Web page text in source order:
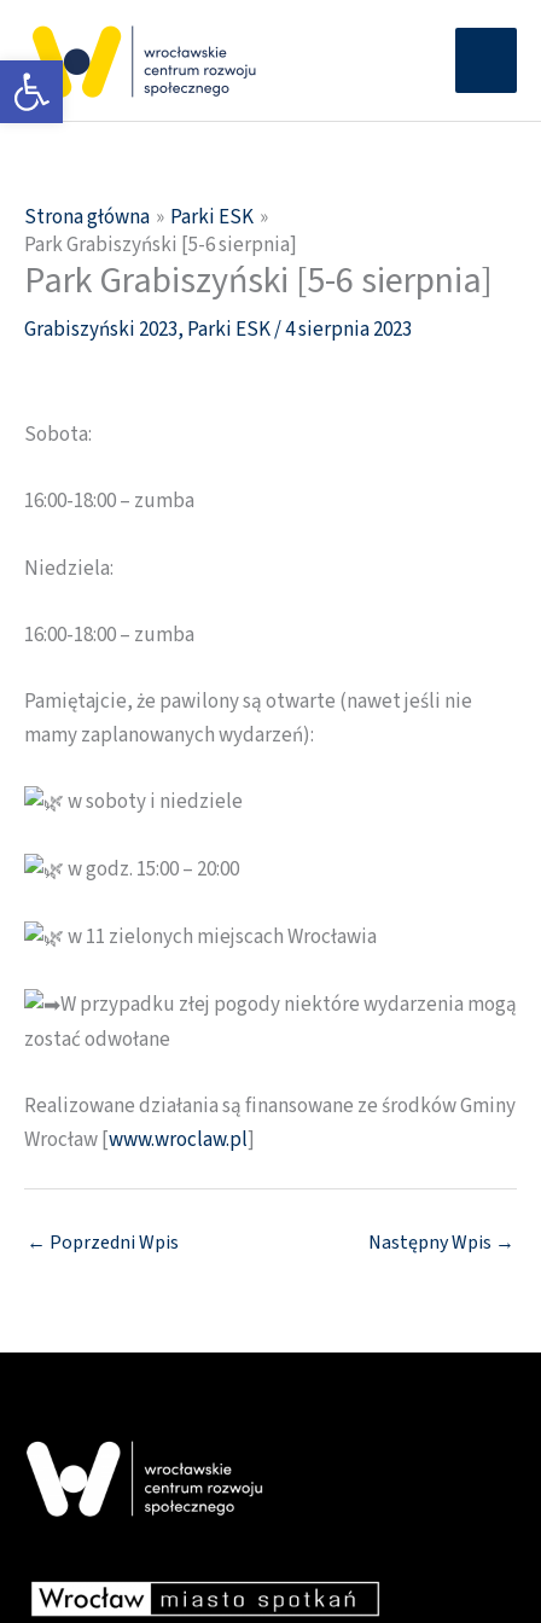
Otwórz pasek narzędzi
treści
Strona główna
Parki ESK
Park Grabiszyński [5-6 sierpnia]
Park Grabiszyński [5-6 sierpnia]
Grabiszyński 2023, Parki ESK/4 sierpnia 2023
Sobota:
16:00-18:00 – zumba
Niedziela:
16:00-18:00 – zumba
Pamiętajcie, że pawilony są otwarte (nawet jeśli nie
mamy zaplanowanych wydarzeń):
w soboty i niedziele
w godz. 15:00 – 20:00
w 11 zielonych miejscach Wrocławia
W przypadku złej pogody niektóre wydarzenia mogą
zostać odwołane
Realizowane działania są finansowane ze środków Gminy
Wrocław [www.wroclaw.pl]
← Poprzedni Wpis Następny Wpis →